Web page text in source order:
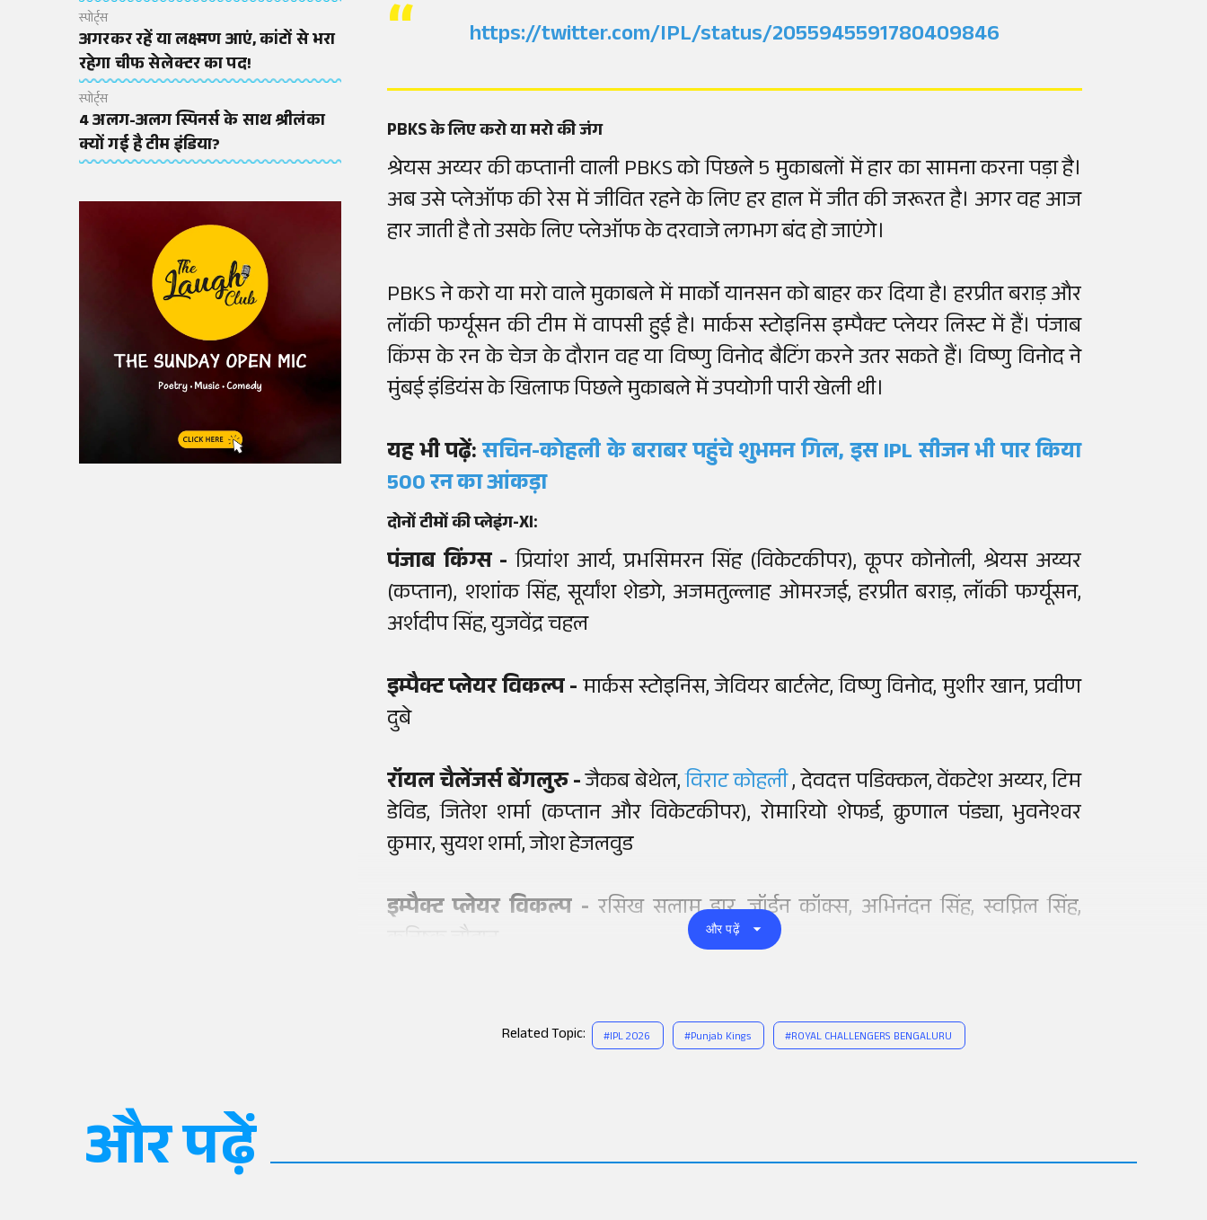
स्पोर्ट्स
अगरकर रहें या लक्ष्मण आएं, कांटों से भरा
रहेगा चीफ सेलेक्टर का पद!
स्पोर्ट्स
4 अलग-अलग स्पिनर्स के साथ श्रीलंका
क्यों गई है टीम इंडिया?
https://twitter.com/IPL/status/2055945591780409846
PBKS के लिए करो या मरो की जंग
श्रेयस अय्यर की कप्तानी वाली PBKS को पिछले 5 मुकाबलों में हार का सामना करना पड़ा है।
अब उसे प्लेऑफ की रेस में जीवित रहने के लिए हर हाल में जीत की जरूरत है। अगर वह आज
हार जाती है तो उसके लिए प्लेऑफ के दरवाजे लगभग बंद हो जाएंगे।
PBKS ने करो या मरो वाले मुकाबले में मार्को यानसन को बाहर कर दिया है। हरप्रीत बराड़ और
लॉकी फर्ग्यूसन की टीम में वापसी हुई है। मार्कस स्टोइनिस इम्पैक्ट प्लेयर लिस्ट में हैं। पंजाब
किंग्स के रन के चेज के दौरान वह या विष्णु विनोद बैटिंग करने उतर सकते हैं। विष्णु विनोद ने
मुंबई इंडियंस के खिलाफ पिछले मुकाबले में उपयोगी पारी खेली थी।
यह भी पढ़ें:सचिन-कोहली के बराबर पहुंचे शुभमन गिल, इस IPL सीजन भी पार किया
500 रन का आंकड़ा
दोनों टीमों की प्लेइंग-XI:
पंजाब किंग्स - प्रियांश आर्य, प्रभसिमरन सिंह (विकेटकीपर), कूपर कोनोली, श्रेयस अय्यर
(कप्तान), शशांक सिंह, सूर्यांश शेडगे, अजमतुल्लाह ओमरजई, हरप्रीत बराड़, लॉकी फर्ग्यूसन,
अर्शदीप सिंह, युजवेंद्र चहल
इम्पैक्ट प्लेयर विकल्प -मार्कस स्टोइनिस, जेवियर बार्टलेट, विष्णु विनोद, मुशीर खान, प्रवीण
दुबे
रॉयल चैलेंजर्स बेंगलुरु -जैकब बेथेल,विराट कोहली, देवदत्त पडिक्कल, वेंकटेश अय्यर, टिम
डेविड, जितेश शर्मा (कप्तान और विकेटकीपर), रोमारियो शेफर्ड, क्रुणाल पंड्या, भुवनेश्वर
कुमार, सुयश शर्मा, जोश हेजलवुड
इम्पैक्ट प्लेयर विकल्प -रसिख सलाम डार, जॉर्डन कॉक्स, अभिनंदन सिंह, स्वप्निल सिंह,
और पढ़ें
Related Topic: #IPL 2026 #Punjab Kings #ROYAL CHALLENGERS BENGALURU
और पढ़ें